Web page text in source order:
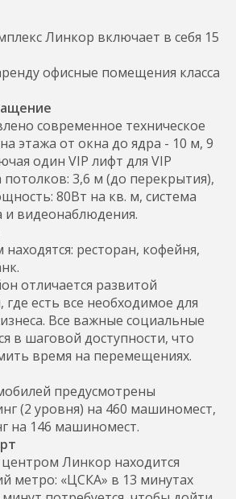
Линкор включает в себя 15
офисные помещения класса
современное техническое
этажа от окна до ядра - 10 м, 9
один VIP лифт для VIP
3,6 м (до перекрытия),
80Вт на кв. м, система
и видеонаблюдения.
ресторан, кофейня,
отличается развитой
где есть все необходимое для
Все важные социальные
в шаговой доступности, что
время на перемещениях.
предусмотрены
(2 уровня) на 460 машиномест,
на 146 машиномест.
Линкор находится
метро: «ЦСКА» в 13 минутах